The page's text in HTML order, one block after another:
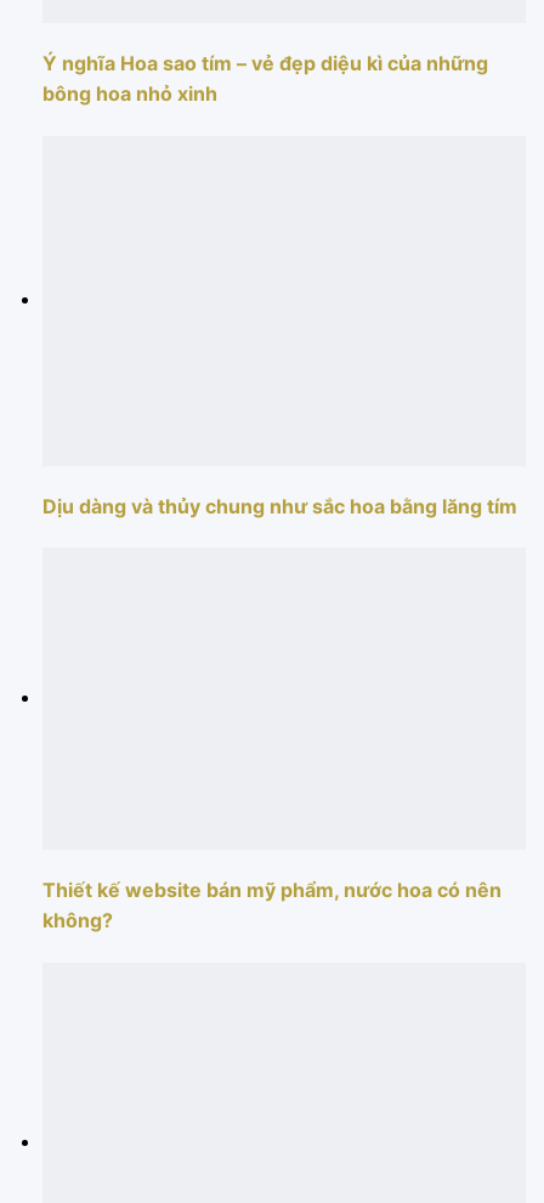
Ý nghĩa Hoa sao tím – vẻ đẹp diệu kì của những
bông hoa nhỏ xinh
Dịu dàng và thủy chung như sắc hoa bằng lăng tím
Thiết kế website bán mỹ phẩm, nước hoa có nên
không?